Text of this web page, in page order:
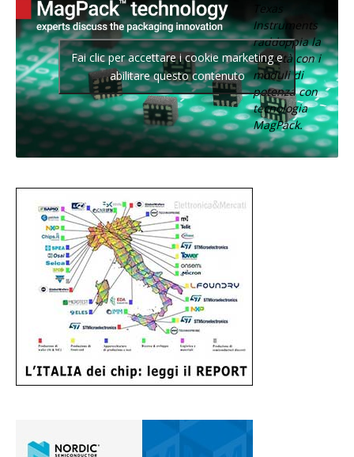
Texas
Instruments
raddoppia la
densità con i
moduli di
potenza con
tecnologia
MagPack.
Fai clic per accettare i cookie marketing e
abilitare questo contenuto